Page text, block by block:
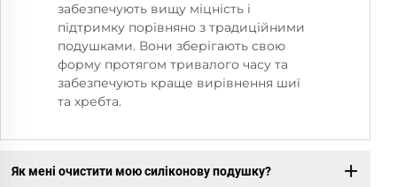
забезпечують вищу міцність і
підтримку порівняно з традиційними
подушками. Вони зберігають свою
форму протягом тривалого часу та
забезпечують краще вирівнення шиї
та хребта.
Як мені очистити мою силіконову подушку?